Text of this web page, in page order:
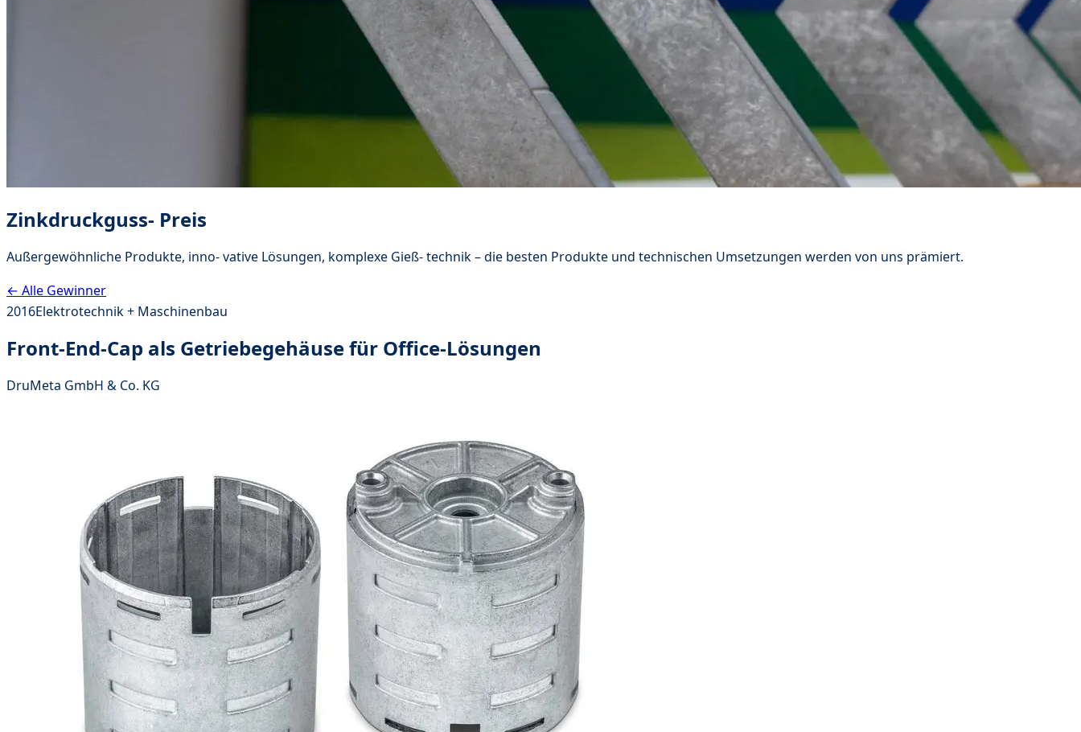
Zinkdruckguss- Preis
Außergewöhnliche Produkte, inno- vative Lösungen, komplexe Gieß- technik – die besten Produkte und technischen Umsetzungen werden von uns prämiert.
← Alle Gewinner
2016Elektrotechnik + Maschinenbau
Front-End-Cap als Getriebegehäuse für Office-Lösungen
DruMeta GmbH & Co. KG